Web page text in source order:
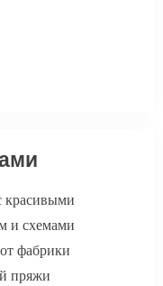
красивыми
и схемами
фабрики
пряжи